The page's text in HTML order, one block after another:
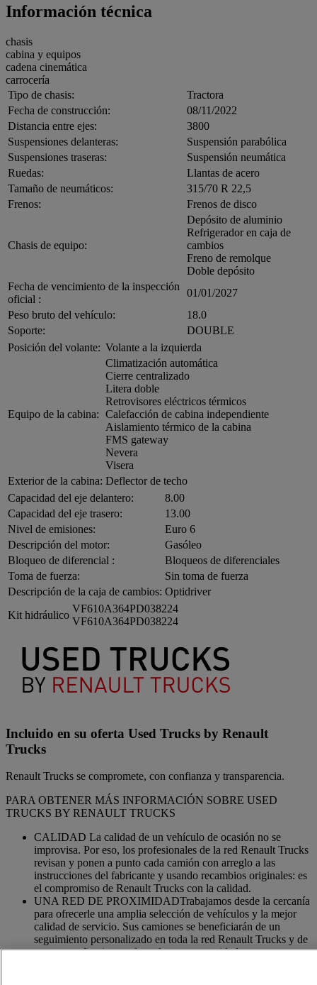
Información técnica
chasis
cabina y equipos
cadena cinemática
carrocería
Tipo de chasis:
Tractora
Fecha de construcción:
08/11/2022
Distancia entre ejes:
3800
Suspensiones delanteras:
Suspensión parabólica
Suspensiones traseras:
Suspensión neumática
Ruedas:
Llantas de acero
Tamaño de neumáticos:
315/70 R 22,5
Frenos:
Frenos de disco
Chasis de equipo:
Depósito de aluminio
Refrigerador en caja de
cambios
Freno de remolque
Doble depósito
Fecha de vencimiento de la inspección
oficial :
01/01/2027
Peso bruto del vehículo:
18.0
Soporte:
DOUBLE
Posición del volante: Volante a la izquierda
Equipo de la cabina:
Climatización automática
Cierre centralizado
Litera doble
Retrovisores eléctricos térmicos
Calefacción de cabina independiente
Aislamiento térmico de la cabina
FMS gateway
Nevera
Visera
Exterior de la cabina: Deflector de techo
Capacidad del eje delantero:
8.00
Capacidad del eje trasero:
13.00
Nivel de emisiones:
Euro 6
Descripción del motor:
Gasóleo
Bloqueo de diferencial :
Bloqueos de diferenciales
Toma de fuerza:
Sin toma de fuerza
Descripción de la caja de cambios: Optidriver
Kit hidráulico
VF610A364PD038224
VF610A364PD038224
Incluido en su oferta Used Trucks by Renault
Trucks
Renault Trucks se compromete, con confianza y transparencia.
PARA OBTENER MÁS INFORMACIÓN SOBRE USED
TRUCKS BY RENAULT TRUCKS
CALIDAD La calidad de un vehículo de ocasión no se
improvisa. Por eso, los profesionales de la red Renault Trucks
revisan y ponen a punto cada camión con arreglo a las
instrucciones del fabricante y usando recambios originales: es
el compromiso de Renault Trucks con la calidad.
UNA RED DE PROXIMIDADTrabajamos desde la cercanía
para ofrecerle una amplia selección de vehículos y la mejor
calidad de servicio. Sus camiones se beneficiarán de un
seguimiento personalizado en toda la red Renault Trucks y de
un acompañamiento adaptado a sus necesidades.